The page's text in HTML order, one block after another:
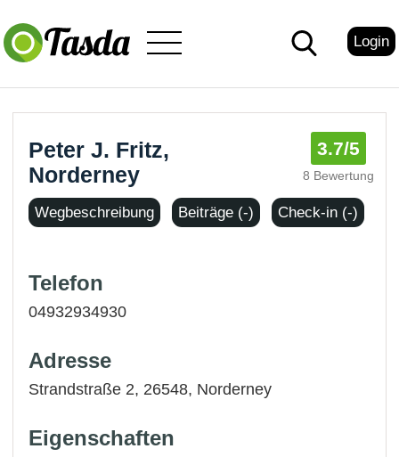
Login
Peter J. Fritz,
Norderney
3.7/5
8 Bewertung
Wegbeschreibung Beiträge (-) Check-in (-)
Telefon
04932934930
Adresse
Strandstraße 2, 26548, Norderney
Eigenschaften